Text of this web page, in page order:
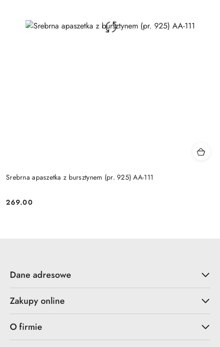
Srebrna apaszetka z bursztynem (pr. 925) AA-111
Cena:
269.00
Dane adresowe
Zakupy online
O firmie